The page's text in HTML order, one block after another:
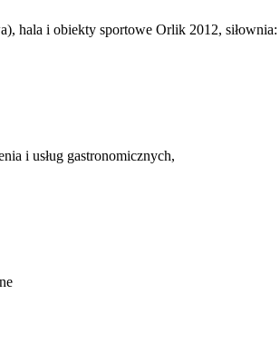
hala i obiekty sportowe Orlik 2012,
i usług gastronomicznych,